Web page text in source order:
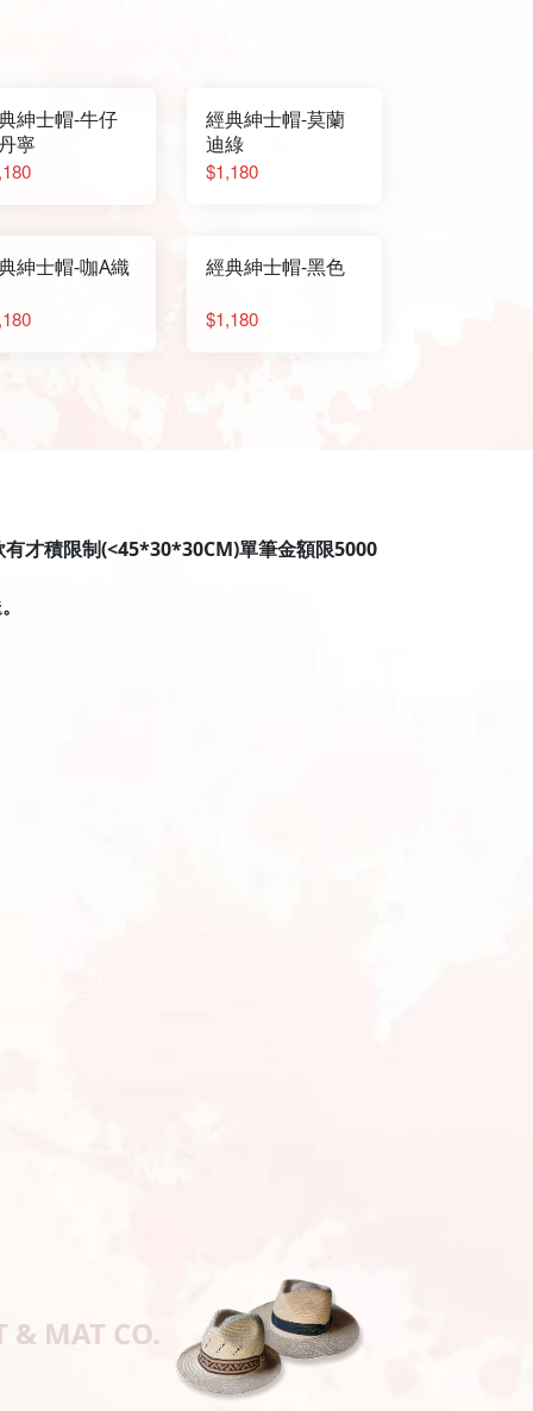
紳士帽-牛仔
寧
經典紳士帽-莫蘭
迪綠
$1,180
紳士帽-咖A織 經典紳士帽-黑色
$1,180
才積限制(<45*30*30CM)單筆金額限5000
& MAT CO.